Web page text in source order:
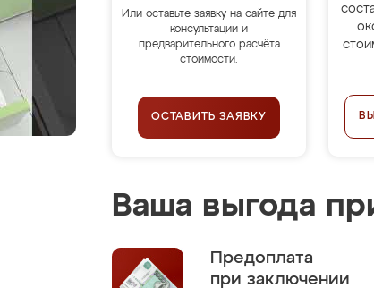
Или оставьте заявку на сайте для
консультации и
предварительного расчёта
стоимости.
ОСТАВИТЬ ЗАЯВКУ
Ваша выгода
Предоплата
при заключении